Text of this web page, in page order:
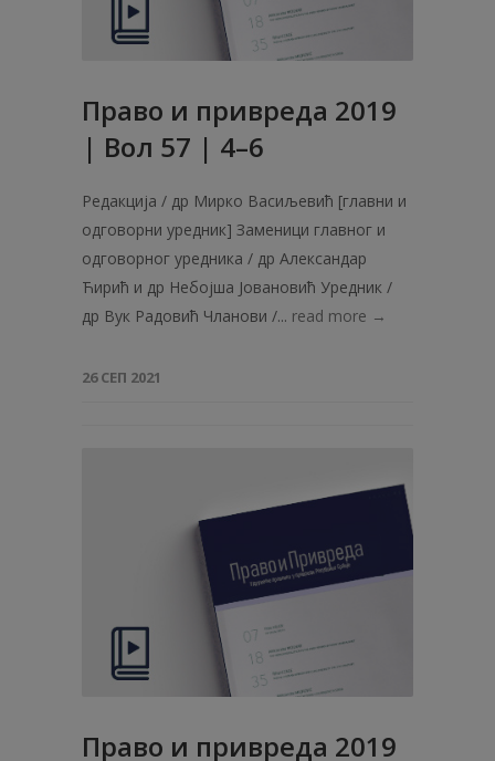
Право и привреда 2019
| Вол 57 | 4–6
Редакција / др Мирко Васиљевић [главни и
одговорни уредник] Заменици главног и
одговорног уредника / др Александар
Ћирић и др Небојша Јовановић Уредник /
др Вук Радовић Чланови /... read more →
26 СЕП 2021
Право и привреда 2019